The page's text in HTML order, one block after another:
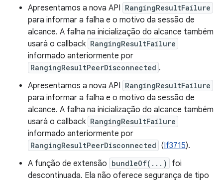
Apresentamos a nova API RangingResultFailure
para informar a falha e o motivo da sessão de
alcance. A falha na inicialização do alcance também
usará o callback RangingResultFailure
informado anteriormente por
RangingResultPeerDisconnected .
Apresentamos a nova API RangingResultFailure
para informar a falha e o motivo da sessão de
alcance. A falha na inicialização do alcance também
usará o callback RangingResultFailure
informado anteriormente por
RangingResultPeerDisconnected (If3715).
A função de extensão bundleOf(...)
foi
descontinuada. Ela não oferece segurança de tipo